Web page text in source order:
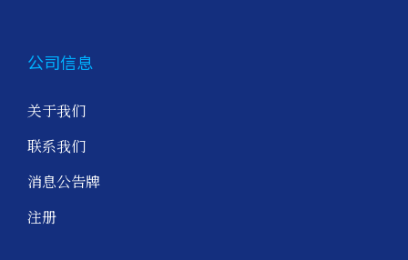
公司信息
关于我们
联系我们
消息公告牌
注册